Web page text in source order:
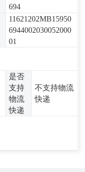
694
11621202MB15950
6944002030052000
01
是否
支持
物流
快递
不支持物流
快递